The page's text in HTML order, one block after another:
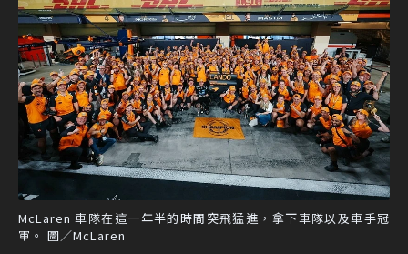
McLaren 車隊在這一年半的時間突飛猛進，拿下車隊以及車手冠
軍。 圖／McLaren